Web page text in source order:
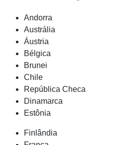
Andorra
Austrália
Áustria
Bélgica
Brunei
Chile
República Checa
Dinamarca
Estônia
Finlândia